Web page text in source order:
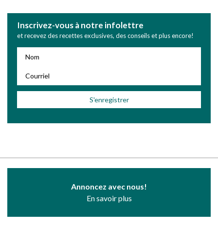
Inscrivez-vous à notre infolettre
et recevez des recettes exclusives, des conseils et plus encore!
Annoncez avec nous!
En savoir plus